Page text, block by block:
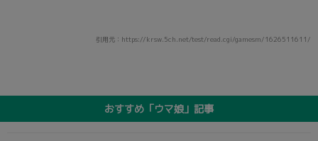
引用元：https://krsw.5ch.net/test/read.cgi/gamesm/1626511611/
おすすめ「ウマ娘」記事